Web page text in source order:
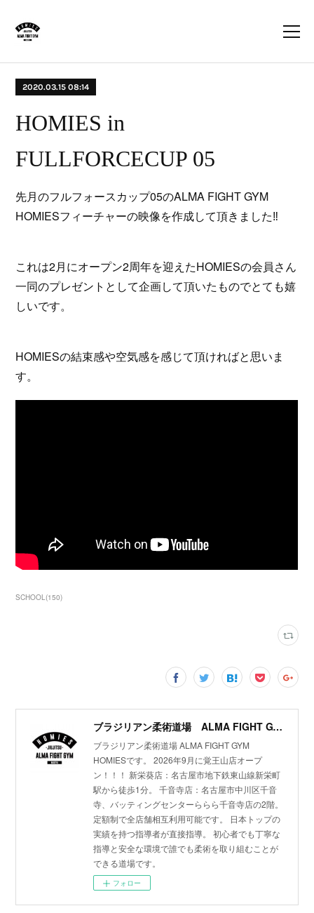
2020.03.15 08:14
HOMIES in
FULLFORCECUP 05
先月のフルフォースカップ05のALMA FIGHT GYM
HOMIESフィーチャーの映像を作成して頂きました‼️
これは2月にオープン2周年を迎えたHOMIESの会員さん
一同のプレゼントとして企画して頂いたものでとても嬉
しいです。
HOMIESの結束感や空気感を感じて頂ければと思いま
す。
SCHOOL(150)
ブラジリアン柔術道場 ALMA FIGHT GYM HOMIES(ホーミーズ)
ブラジリアン柔術道場 ALMA FIGHT GYM
HOMIESです。 2026年9月に覚王山店オープ
ン！！！ 新栄葵店：名古屋市地下鉄東山線新栄町
駅から徒歩1分。 千音寺店：名古屋市中川区千音
寺、バッティングセンターららら千音寺店の2階。
定額制で全店舗相互利用可能です。 日本トップの
実績を持つ指導者が直接指導。 初心者でも丁寧な
指導と安全な環境で誰でも柔術を取り組むことが
できる道場です。
フォロー